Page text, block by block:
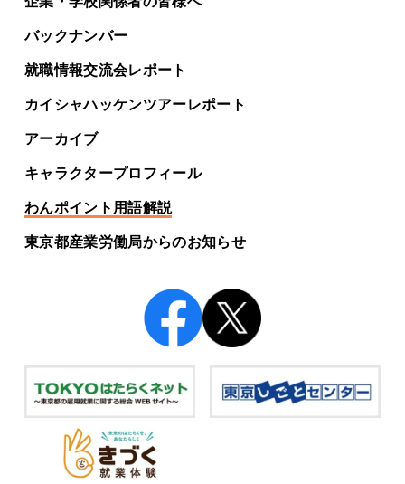
バックナンバー
就職情報交流会レポート
カイシャハッケンツアーレポート
アーカイブ
キャラクタープロフィール
わんポイント用語解説
東京都産業労働局からのお知らせ